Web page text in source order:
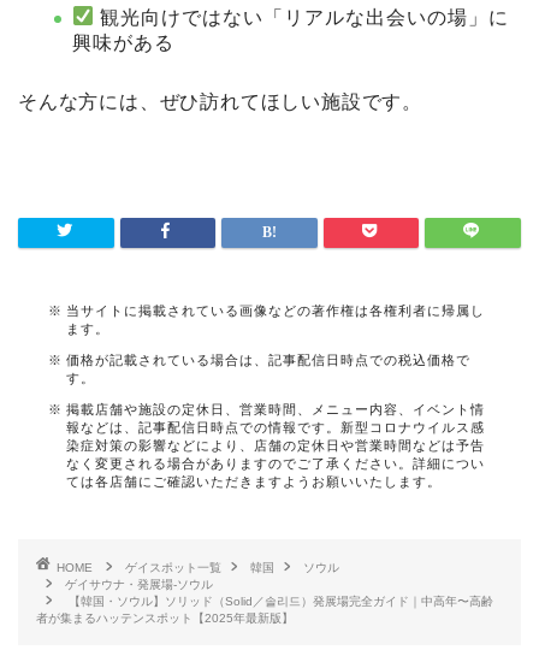
観光向けではない「リアルな出会いの場」に
興味がある
そんな方には、ぜひ訪れてほしい施設です。
当サイトに掲載されている画像などの著作権は各権利者に帰属し
ます。
価格が記載されている場合は、記事配信日時点での税込価格で
す。
掲載店舗や施設の定休日、営業時間、メニュー内容、イベント情
報などは、記事配信日時点での情報です。新型コロナウイルス感
染症対策の影響などにより、店舗の定休日や営業時間などは予告
なく変更される場合がありますのでご了承ください。詳細につい
ては各店舗にご確認いただきますようお願いいたします。
HOME ゲイスポット一覧 韓国
ソウル
ゲイサウナ・発展場-ソウル
【韓国・ソウル】ソリッド（Solid／솔리드）発展場完全ガイド｜中高年〜高齢
者が集まるハッテンスポット【2025年最新版】